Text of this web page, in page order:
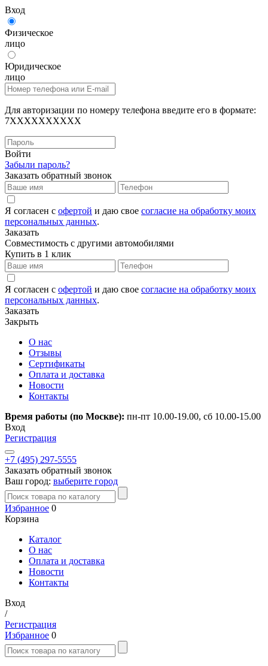
Вход
Физическое
лицо
Юридическое
лицо
Для авторизации по номеру телефона введите его в формате:
7XXXXXXXXXX
Войти
Забыли пароль?
Заказать обратный звонок
Я согласен с офертой и даю свое согласие на обработку моих
персональных данных.
Заказать
Совместимость с другими автомобилями
Купить в 1 клик
Я согласен с офертой и даю свое согласие на обработку моих
персональных данных.
Заказать
Закрыть
О нас
Отзывы
Сертификаты
Оплата и доставка
Новости
Контакты
Время работы (по Москве): пн-пт 10.00-19.00, сб 10.00-15.00
Вход
Регистрация
+7 (495) 297-5555
Заказать обратный звонок
Ваш город: выберите город
Избранное 0
Корзина
Каталог
О нас
Оплата и доставка
Новости
Контакты
Вход
/
Регистрация
Избранное 0